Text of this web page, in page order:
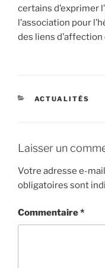
certains d’exprimer
l’association pour
des liens
CATÉGORIES
ACTUALITÉS
Laisser un
Votre adresse e-
obligatoires sont
Commentaire*